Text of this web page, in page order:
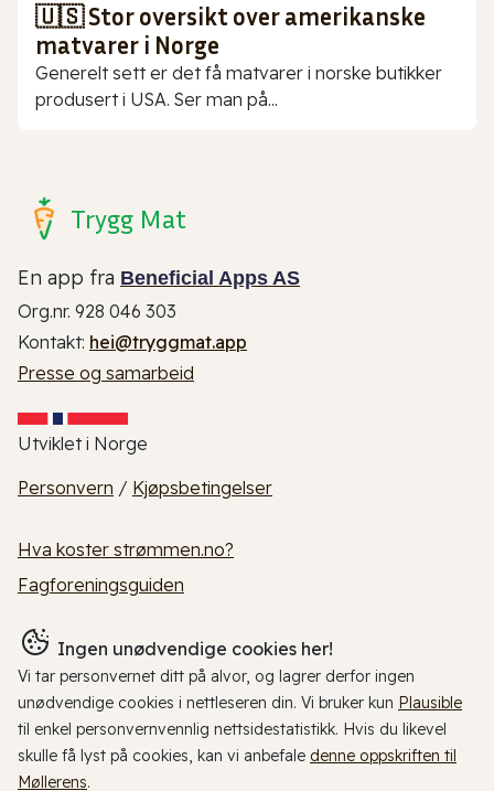
🇺🇸 Stor oversikt over amerikanske
matvarer i Norge
Generelt sett er det få matvarer i norske butikker
produsert i USA. Ser man på...
Trygg Mat
En app fra Beneficial Apps AS
Org.nr. 928 046 303
Kontakt: hei@tryggmat.app
Presse og samarbeid
Utviklet i Norge
Personvern / Kjøpsbetingelser
Hva koster strømmen.no?
Fagforeningsguiden
Ingen unødvendige cookies her!
Vi tar personvernet ditt på alvor, og lagrer derfor ingen
unødvendige cookies i nettleseren din. Vi bruker kun Plausible
til enkel personvernvennlig nettsidestatistikk. Hvis du likevel
skulle få lyst på cookies, kan vi anbefale denne oppskriften til
Møllerens.